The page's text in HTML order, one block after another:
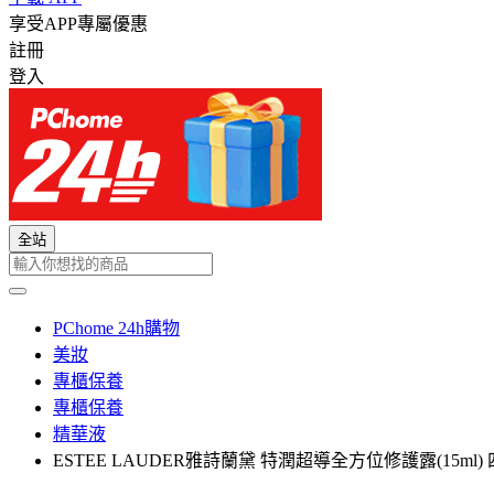
享受APP專屬優惠
註冊
登入
全站
PChome 24h購物
美妝
專櫃保養
專櫃保養
精華液
ESTEE LAUDER雅詩蘭黛 特潤超導全方位修護露(15ml)